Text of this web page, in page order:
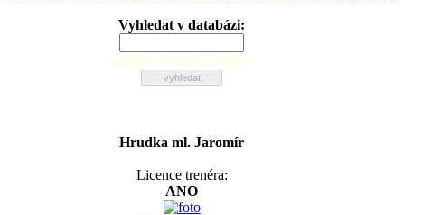
Vyhledat v databázi:
zadejte alespoň 2 znaky
Hrudka ml. Jaromír
Licence trenéra:
ANO